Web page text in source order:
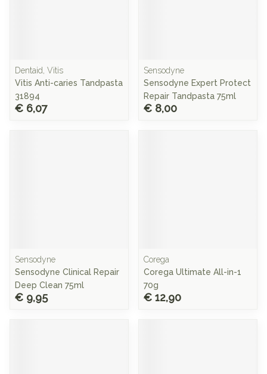
Dentaid, Vitis
Vitis Anti-caries Tandpasta
31894
€ 6,07
Sensodyne
Sensodyne Expert Protect
Repair Tandpasta 75ml
€ 8,00
Sensodyne
Sensodyne Clinical Repair
Deep Clean 75ml
€ 9,95
Corega
Corega Ultimate All-in-1
70g
€ 12,90